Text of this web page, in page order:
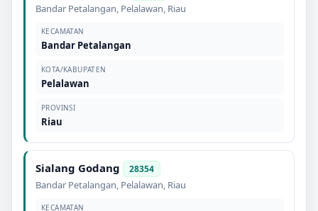
Bandar Petalangan, Pelalawan, Riau
KECAMATAN
Bandar Petalangan
KOTA/KABUPATEN
Pelalawan
PROVINSI
Riau
Sialang Godang 28354
Bandar Petalangan, Pelalawan, Riau
KECAMATAN